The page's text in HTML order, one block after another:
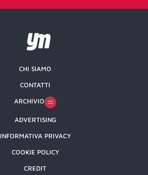
CHI SIAMO
CONTATTI
ARCHIVIO
ADVERTISING
INFORMATIVA PRIVACY
COOKIE POLICY
CREDIT